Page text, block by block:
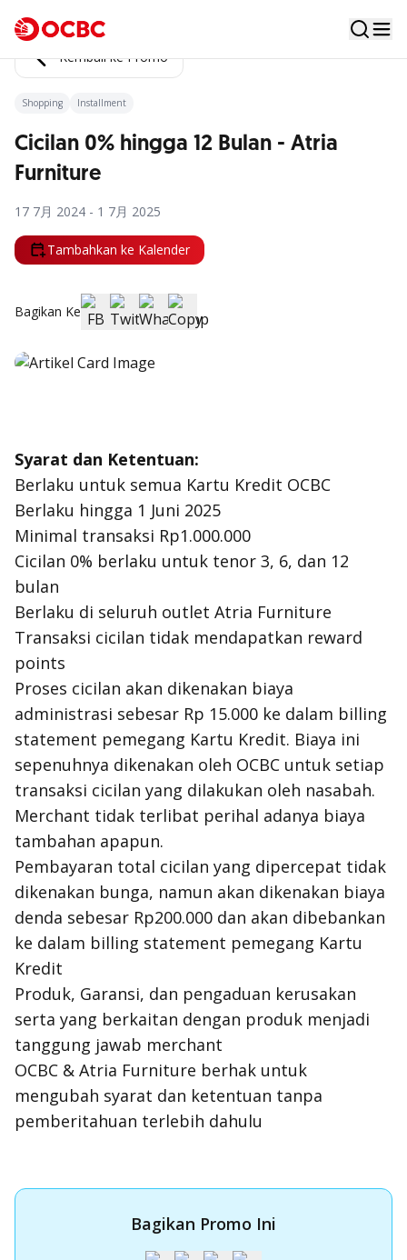
Kembali ke Promo
Shopping Installment
Cicilan 0% hingga 12 Bulan - Atria
Furniture
17 7月 2024 - 1 7月 2025
Tambahkan ke Kalender
Bagikan Ke
Syarat dan Ketentuan:
Berlaku untuk semua Kartu Kredit OCBC
Berlaku hingga 1 Juni 2025
Minimal transaksi Rp1.000.000
Cicilan 0% berlaku untuk tenor 3, 6, dan 12
bulan
Berlaku di seluruh outlet Atria Furniture
Transaksi cicilan tidak mendapatkan reward
points
Proses cicilan akan dikenakan biaya
administrasi sebesar Rp 15.000 ke dalam billing
statement pemegang Kartu Kredit. Biaya ini
sepenuhnya dikenakan oleh OCBC untuk setiap
transaksi cicilan yang dilakukan oleh nasabah.
Merchant tidak terlibat perihal adanya biaya
tambahan apapun.
Pembayaran total cicilan yang dipercepat tidak
dikenakan bunga, namun akan dikenakan biaya
denda sebesar Rp200.000 dan akan dibebankan
ke dalam billing statement pemegang Kartu
Kredit
Produk, Garansi, dan pengaduan kerusakan
serta yang berkaitan dengan produk menjadi
tanggung jawab merchant
OCBC & Atria Furniture berhak untuk
mengubah syarat dan ketentuan tanpa
pemberitahuan terlebih dahulu
Bagikan Promo Ini